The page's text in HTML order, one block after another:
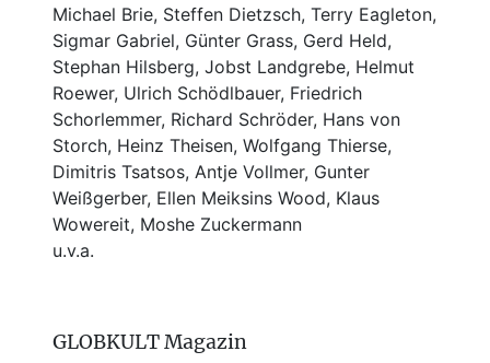
Michael Brie, Steffen Dietzsch, Terry Eagleton,
Sigmar Gabriel, Günter Grass, Gerd Held,
Stephan Hilsberg, Jobst Landgrebe, Helmut
Roewer, Ulrich Schödlbauer, Friedrich
Schorlemmer, Richard Schröder, Hans von
Storch, Heinz Theisen, Wolfgang Thierse,
Dimitris Tsatsos, Antje Vollmer, Gunter
Weißgerber, Ellen Meiksins Wood, Klaus
Wowereit, Moshe Zuckermann
u.v.a.
GLOBKULT Magazin